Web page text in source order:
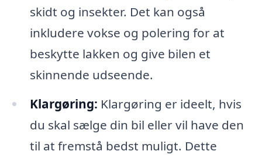
skidt og insekter. Det kan også
inkludere vokse og polering for at
beskytte lakken og give bilen et
skinnende udseende.
Klargøring: Klargøring er ideelt, hvis
du skal sælge din bil eller vil have den
til at fremstå bedst muligt. Dette